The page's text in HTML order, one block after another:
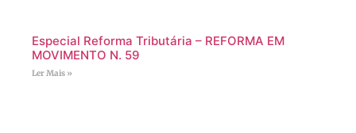
Especial Reforma Tributária – REFORMA EM
MOVIMENTO N. 59
Ler Mais »